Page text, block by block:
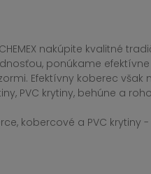
nakúpite kvalitné
ponúkame
Efektívny koberec
PVC krytiny, behúne a
kobercové a PVC krytiny